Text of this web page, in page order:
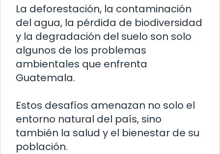
La deforestación, la contaminación
del agua, la pérdida de biodiversidad
y la degradación del suelo son solo
algunos de los problemas
ambientales que enfrenta
Guatemala.
Estos desafíos amenazan no solo el
entorno natural del país, sino
también la salud y el bienestar de su
población.